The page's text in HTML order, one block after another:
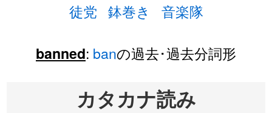
徒党 鉢巻き 音楽隊
banned: banの過去･過去分詞形
カタカナ読み